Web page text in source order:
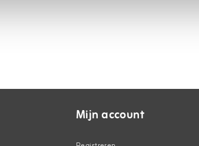
Mijn account